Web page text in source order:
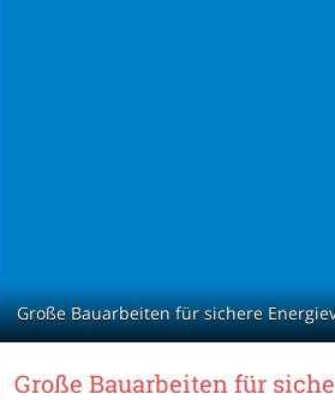
Große Bauarbeiten für sichere
Große Bauarbeiten für